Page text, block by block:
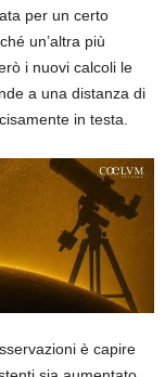
per un certo
un’altra più
i nuovi calcoli le
a una distanza di
in testa.
è capire